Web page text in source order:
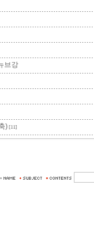
브강
) [11]